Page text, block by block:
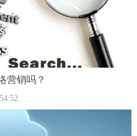
营销吗？